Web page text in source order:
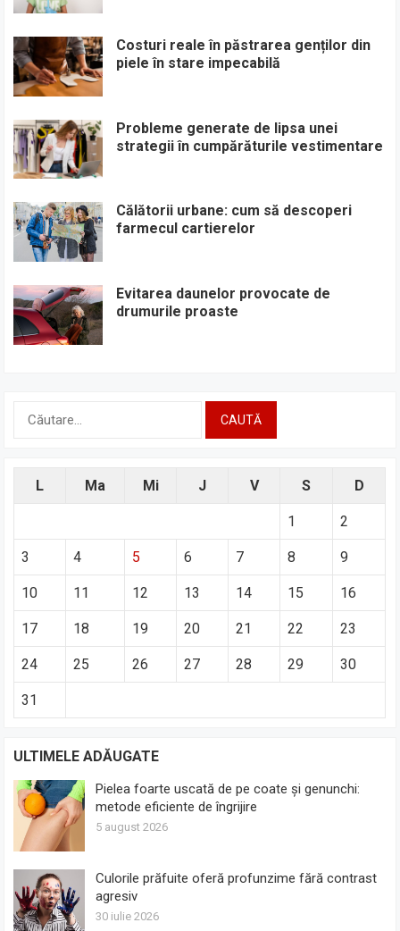
Costuri reale în păstrarea genților din
piele în stare impecabilă
Probleme generate de lipsa unei
strategii în cumpărăturile vestimentare
Călătorii urbane: cum să descoperi
farmecul cartierelor
Evitarea daunelor provocate de
drumurile proaste
L Ma Mi J V S D
1 2
3 4 5 6 7 8 9
10 11 12 13 14 15 16
17 18 19 20 21 22 23
24 25 26 27 28 29 30
31
ULTIMELE ADĂUGATE
Pielea foarte uscată de pe coate și genunchi:
metode eficiente de îngrijire
5 august 2026
Culorile prăfuite oferă profunzime fără contrast
agresiv
30 iulie 2026